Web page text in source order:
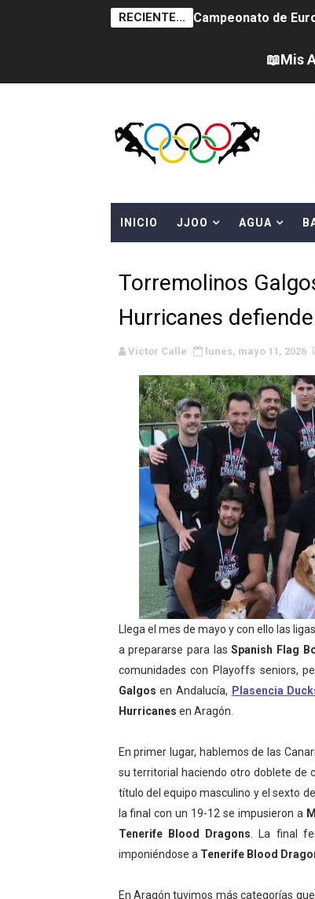
RECIENTE... Campeonato de
Tour de Francia
Women's Pro
Campeonato de
Campeonato de
Canadá Open 2026
WWE NXT - Myles
Canadian Football
EFA y AFLE 2026 -
Grandes éxitos por
Campeonato de
Campeonato de
Mundial de
Máxima
Mundial de esgrima
Raquel Rodriguez
Athletes Unlimited
Mundial de
Tour de Francia
Mundial de
📖Mis
INICIO JJOO AGUA
Torremolinos
Hurricanes
Víctor Calle lunes, mayo 11, 2026
Llega el mes de mayo y con ello las
a prepararse para lasSpanish Flag
comunidades con Playoffs seniors,
Galgosen Andalucía, Plasencia
Hurricanes en Aragón.
En primer lugar, hablemos de las
su territorial haciendo otro doblete de
título del equipo masculino y el sexto
la final con un 19-12 se impusieron a
Tenerife Blood Dragons . La final
imponiéndose a Tenerife Blood
En Aragón tuvimos más categorías que